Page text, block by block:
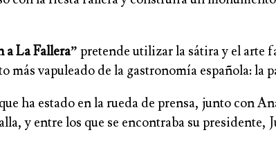
a La Fallera” pretende utilizar la sátira y el arte
vapuleado de la gastronomía española: la
ha estado en la rueda de prensa, junto con
y entre los que se encontraba su